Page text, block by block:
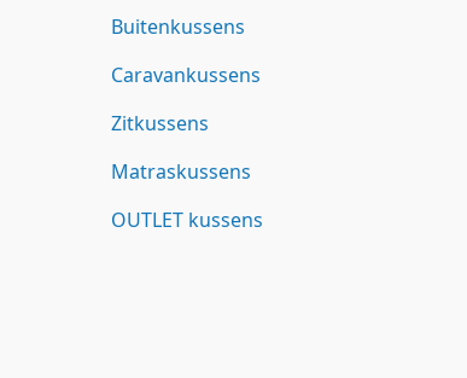
Buitenkussens
Caravankussens
Zitkussens
Matraskussens
OUTLET kussens